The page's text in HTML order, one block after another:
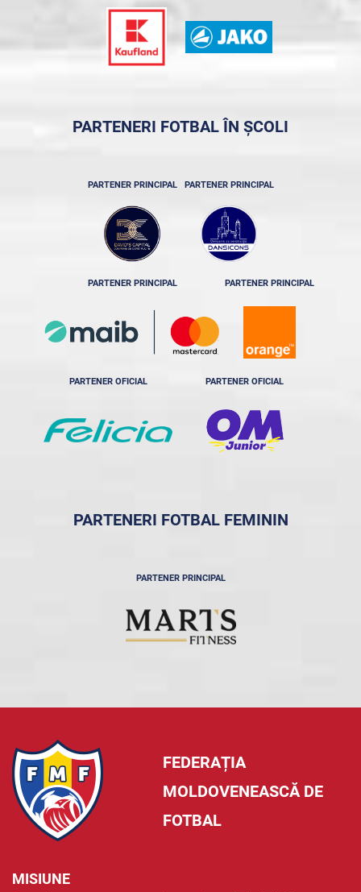
PARTENERI FOTBAL ÎN ȘCOLI
PARTENER PRINCIPAL PARTENER PRINCIPAL
PARTENER PRINCIPAL PARTENER PRINCIPAL
PARTENER OFICIAL PARTENER OFICIAL
PARTENERI FOTBAL FEMININ
PARTENER PRINCIPAL
FEDERAȚIA
MOLDOVENEASCĂ DE
FOTBAL
MISIUNE